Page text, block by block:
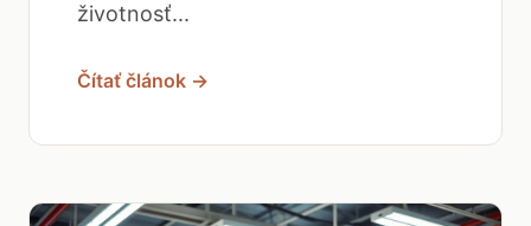
životnosť...
Čítať článok →